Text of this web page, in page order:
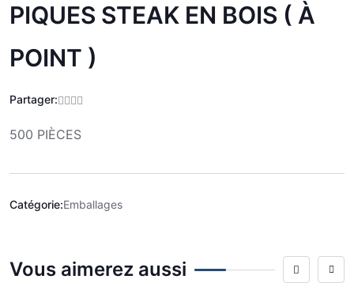
PIQUES STEAK EN BOIS ( À
POINT )
Partager:
500 PIÈCES
Catégorie:Emballages
Vous aimerez aussi